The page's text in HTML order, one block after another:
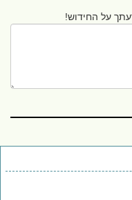
על החידוש!